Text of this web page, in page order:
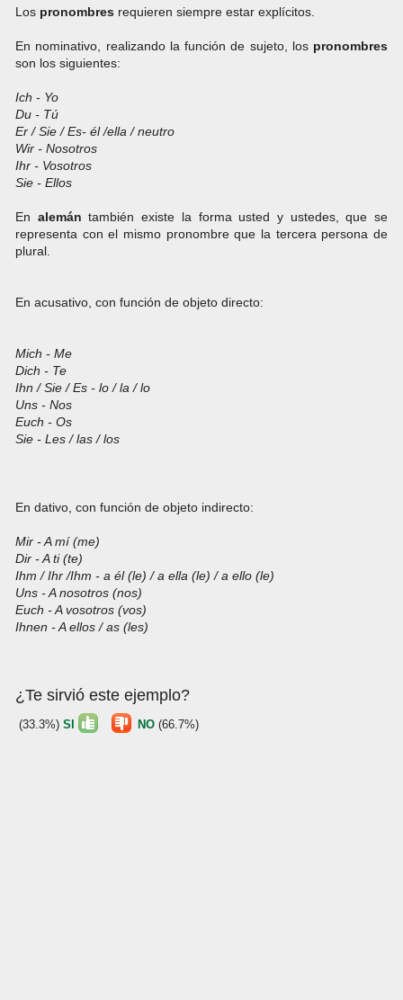
Los pronombres requieren siempre estar explícitos.
En nominativo, realizando la función de sujeto, los pronombres
son los siguientes:
Ich - Yo
Du - Tú
Er / Sie / Es- él /ella / neutro
Wir - Nosotros
Ihr - Vosotros
Sie - Ellos
En alemán también existe la forma usted y ustedes, que se
representa con el mismo pronombre que la tercera persona de
plural.
En acusativo, con función de objeto directo:
Mich - Me
Dich - Te
Ihn / Sie / Es - lo / la / lo
Uns - Nos
Euch - Os
Sie - Les / las / los
En dativo, con función de objeto indirecto:
Mir - A mí (me)
Dir - A ti (te)
Ihm / Ihr /Ihm - a él (le) / a ella (le) / a ello (le)
Uns - A nosotros (nos)
Euch - A vosotros (vos)
Ihnen - A ellos / as (les)
¿Te sirvió este ejemplo?
(33.3%) SI NO (66.7%)